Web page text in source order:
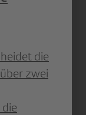
die
zwei